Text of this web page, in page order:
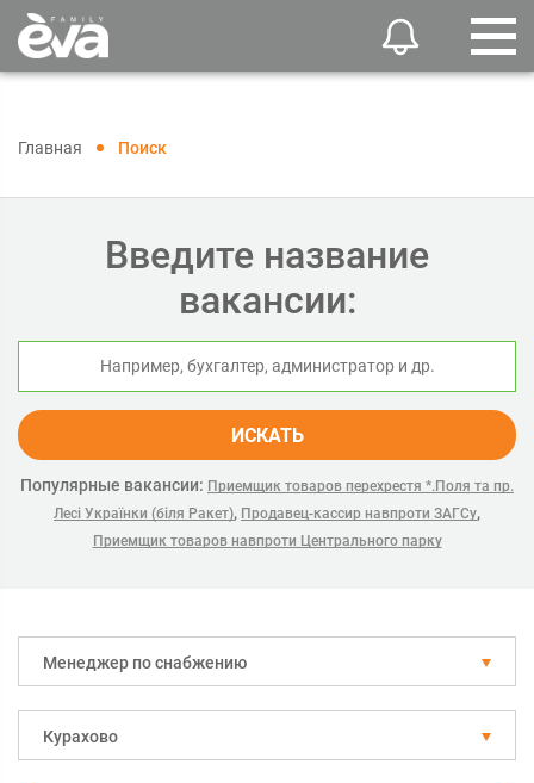
Главная Поиск
Введите название
вакансии:
ИСКАТЬ
Популярные вакансии: Приемщик товаров перехрестя *.Поля та пр.
Лесі Українки (біля Ракет), Продавец-кассир навпроти ЗАГСу,
Приемщик товаров навпроти Центрального парку
Менеджер по снабжению
Курахово